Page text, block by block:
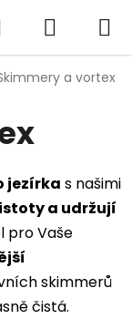
Hledat
KOŠÍK
a vortex
jezírka s našimi
a udržují
pro Vaše
skimmerů
čistá.